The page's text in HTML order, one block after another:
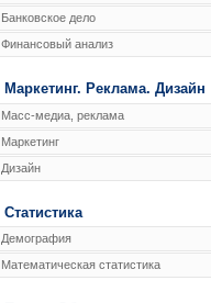
Банковское дело
Финансовый анализ
Маркетинг. Реклама. Дизайн
Масс-медиа, реклама
Маркетинг
Дизайн
Статистика
Демография
Математическая статистика